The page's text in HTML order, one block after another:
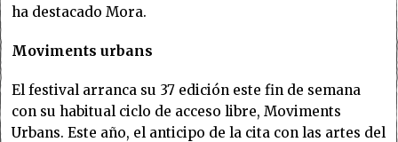
ha destacado Mora.
Moviments urbans
El festival arranca su 37 edición este fin de semana
con su habitual ciclo de acceso libre, Moviments
Urbans. Este año, el anticipo de la cita con las artes del